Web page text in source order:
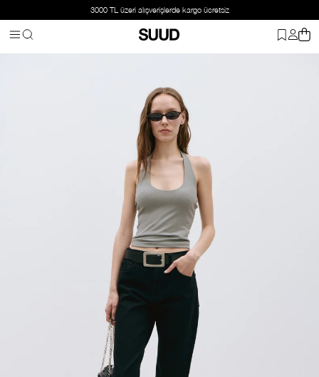
3000 TL üzeri alışverişlerde kargo ücretsiz
Alt Giyim Jean Siyah Effortless Straight Jean